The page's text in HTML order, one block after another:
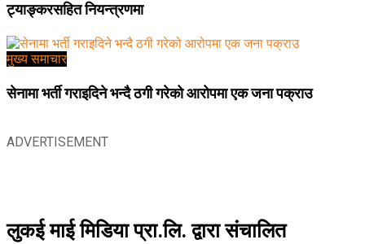
ट्याङ्करसहित नियन्त्रणमा
मुख्य समाचार
सेनामा भर्ती गराइदिने भन्दै ठगी गरेको आरोपमा एक जना पक्राउ
ADVERTISEMENT
लुकई माई मिडिया प्रा.लि. द्वारा संचालित